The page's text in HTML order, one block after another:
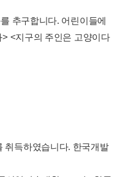
추구합니다. 어린이들에
<지구의 주인은 고양이다
취득하였습니다. 한국개발